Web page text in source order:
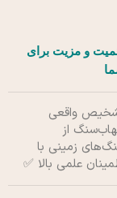
و مزیت برای
واقعی
از
زمینی با
علمی بالا ✅